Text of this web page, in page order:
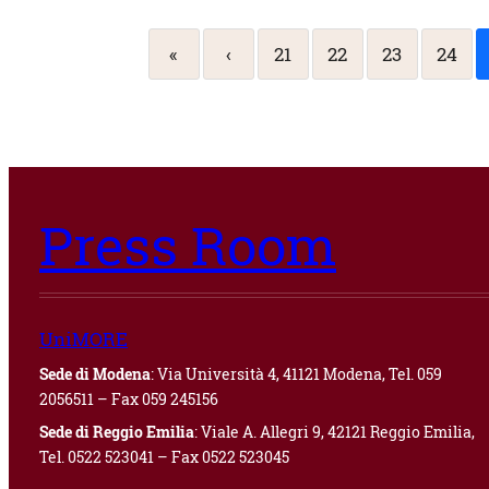
« ‹ 21 22 23 24
Press Room
UniMORE
Sede di Modena: Via Università 4, 41121 Modena, Tel. 059
2056511 – Fax 059 245156
Sede di Reggio Emilia: Viale A. Allegri 9, 42121 Reggio Emilia,
Tel. 0522 523041 – Fax 0522 523045